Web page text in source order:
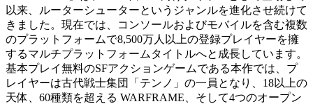
以来、ルーターシューターというジャンルを進化させ続けて
きました。現在では、コンソールおよびモバイルを含む複数
のプラットフォームで8,500万人以上の登録プレイヤーを擁
するマルチプラットフォームタイトルへと成長しています。
基本プレイ無料のSFアクションゲームである本作では、プ
レイヤーは古代戦士集団「テンノ」の一員となり、18以上の
天体、60種類を超える WARFRAME、そして4つのオープン